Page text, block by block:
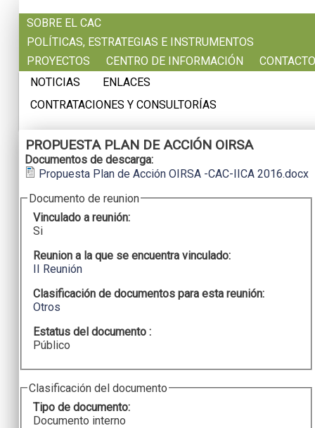
SOBRE EL CAC
POLÍTICAS, ESTRATEGIAS E INSTRUMENTOS
PROYECTOS
CENTRO DE INFORMACIÓN
CONTACTO
NOTICIAS
ENLACES
CONTRATACIONES Y CONSULTORÍAS
PROPUESTA PLAN DE ACCIÓN OIRSA
Documentos de descarga:
Propuesta Plan de Acción OIRSA -CAC-IICA 2016.docx
Documento de reunion
Vinculado a reunión:
Si
Reunion a la que se encuentra vinculado:
II Reunión
Clasificación de documentos para esta reunión:
Otros
Estatus del documento :
Público
Clasificación del documento
Tipo de documento:
Documento interno